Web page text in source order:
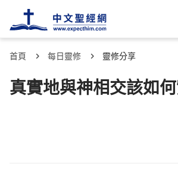
首頁 每日靈修 靈修分享
真實地與神相交該如